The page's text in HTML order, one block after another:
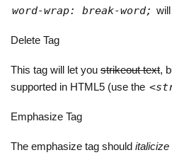
word-wrap: break-word;
Delete Tag
This tag will let you strikeout text,
supported in HTML5 (use the
Emphasize Tag
The emphasize tag should italicize